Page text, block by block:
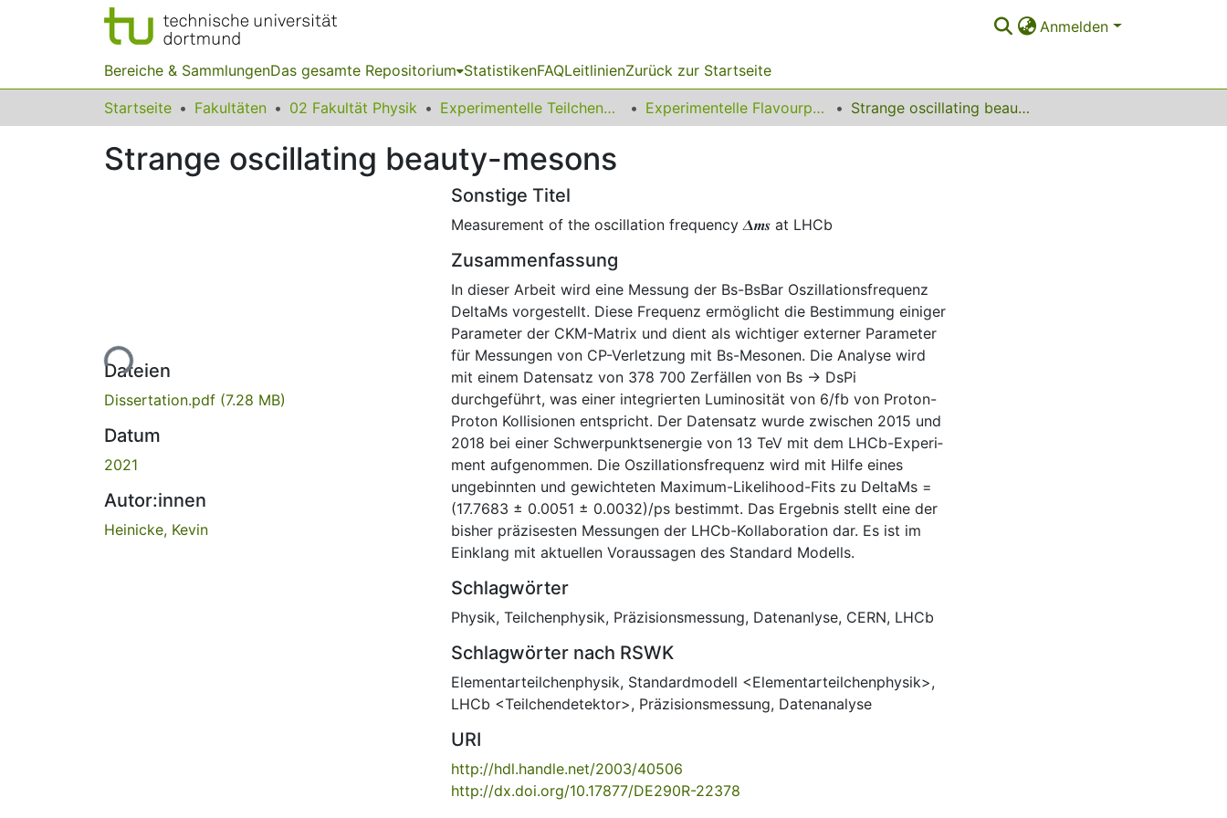
Anmelden
Bereiche & SammlungenDas gesamte Repositorium StatistikenFAQLeitlinienZurück zur Startseite
Startseite Fakultäten 02 Fakultät Physik Experimentelle Teilchenphysik Experimentelle Flavourphysik Strange oscillating beauty-mesons
Strange oscillating beauty-mesons
Lade...
Dateien
Dissertation.pdf (7.28 MB)
Datum
2021
Autor:innen
Heinicke, Kevin
Sonstige Titel
Measurement of the oscillation frequency 𝜟𝒎𝒔 at LHCb
Zusammenfassung
In dieser Ar­beit wird eine Messung der Bs-BsBar Oszillationsfrequenz
DeltaMs vor­ge­stellt. Diese Frequenz ermöglicht die Bestimmung einiger
Parameter der CKM-Matrix und dient als wich­ti­ger externer Parameter
für Messungen von CP-Verletzung mit Bs-Mesonen. Die Analyse wird
mit ei­nem Datensatz von 378 700 Zerfällen von Bs → DsPi
durchgeführt, was einer integrierten Luminosität von 6/fb von Proton-
Proton Kol­li­si­o­nen entspricht. Der Datensatz wurde zwischen 2015 und
2018 bei einer Schwerpunktsenergie von 13 TeV mit dem LHCb-Ex­peri­
ment auf­ge­nom­men. Die Oszillationsfrequenz wird mit Hilfe eines
ungebinnten und gewichteten Maximum-Likelihood-Fits zu DeltaMs =
(17.7683 ± 0.0051 ± 0.0032)/ps bestimmt. Das Ergebnis stellt eine der
bisher präzisesten Messungen der LHCb-Kollaboration dar. Es ist im
Einklang mit aktuellen Voraussagen des Standard Modells.
Schlagwörter
Physik, Teilchenphysik, Präzisionsmessung, Datenanlyse, CERN, LHCb
Schlagwörter nach RSWK
Elementarteilchenphysik, Standardmodell <Elementarteilchenphysik>,
LHCb <Teilchendetektor>, Präzisionsmessung, Datenanalyse
URI
http://hdl.handle.net/2003/40506
http://dx.doi.org/10.17877/DE290R-22378